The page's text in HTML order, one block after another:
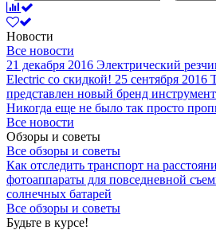
Новости
Все новости
21 декабря 2016 Электрический
Electric со скидкой! 25 сентября 2016
представлен новый бренд
Никогда еще не было так просто
Все новости
Обзоры и советы
Все обзоры и советы
Как отследить транспорт на
фотоаппараты для повседневной
солнечных батарей
Все обзоры и советы
Будьте в курсе!